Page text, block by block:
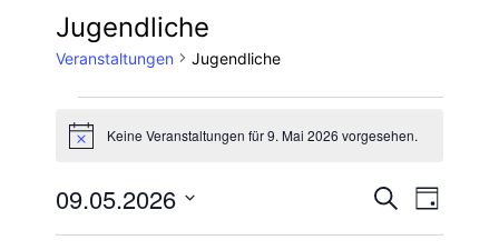
Jugendliche
Veranstaltungen Jugendliche
Veranstaltungen
für
HinweisKeine Veranstaltungen für 9. Mai 2026 vorgesehen.
SucheTag
09.05.2026
Datum